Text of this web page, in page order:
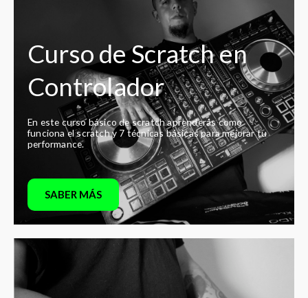
Curso de Scratch en
Controlador
En este curso básico de scratch aprenderás como
funciona el scratch y 7 técnicas básicas para mejorar tu
performance.
SABER MÁS